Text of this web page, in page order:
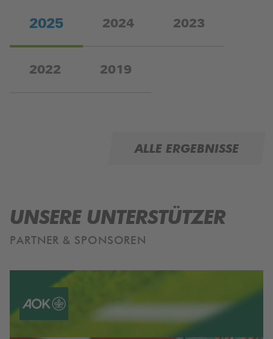
2025 2024 2023
2022 2019
ALLE ERGEBNISSE
UNSERE UNTERSTÜTZER
PARTNER & SPONSOREN